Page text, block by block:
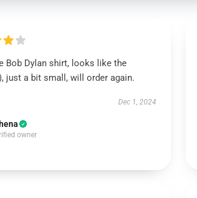
Bob Dylan shirt, looks like the
just a bit small, will order again.
Dec 1, 2024
owner